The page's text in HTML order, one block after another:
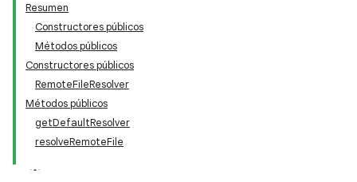
Resumen
Constructores públicos
Métodos públicos
Constructores públicos
RemoteFileResolver
Métodos públicos
getDefaultResolver
resolveRemoteFile